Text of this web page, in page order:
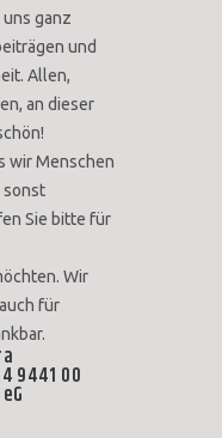
ganz
und
Allen,
an dieser
wir Menschen
sonst
Sie bitte für
Wir
für
9441 00